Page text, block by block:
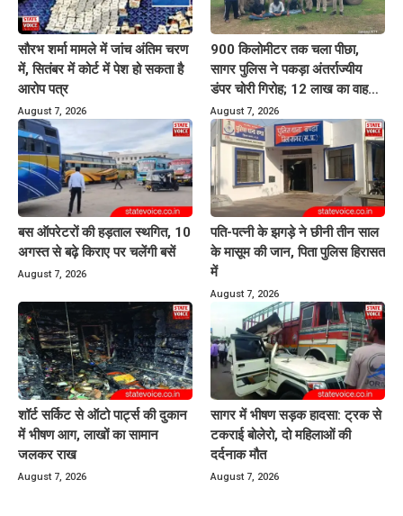
सौरभ शर्मा मामले में जांच अंतिम चरण
में, सितंबर में कोर्ट में पेश हो सकता है
आरोप पत्र
August 7, 2026
900 किलोमीटर तक चला पीछा,
सागर पुलिस ने पकड़ा अंतर्राज्यीय
डंपर चोरी गिरोह; 12 लाख का वाहन
बरामद
August 7, 2026
बस ऑपरेटरों की हड़ताल स्थगित, 10
अगस्त से बढ़े किराए पर चलेंगी बसें
August 7, 2026
पति-पत्नी के झगड़े ने छीनी तीन साल
के मासूम की जान, पिता पुलिस हिरासत
में
August 7, 2026
शॉर्ट सर्किट से ऑटो पार्ट्स की दुकान
में भीषण आग, लाखों का सामान
जलकर राख
August 7, 2026
सागर में भीषण सड़क हादसा: ट्रक से
टकराई बोलेरो, दो महिलाओं की
दर्दनाक मौत
August 7, 2026